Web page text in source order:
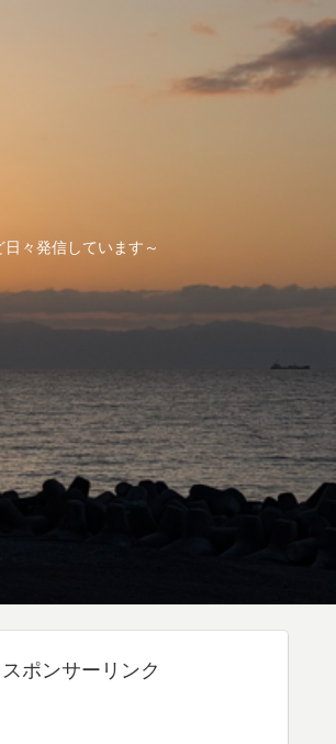
々発信しています～
スポンサーリンク